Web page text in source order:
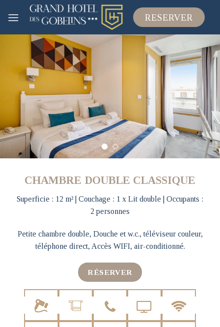
RESERVER
CHAMBRE DOUBLE CLASSIQUE
Superficie : 12 m² | Couchage : 1 x Lit double | Occupants :
2 personnes
Petite chambre double, Douche et w.c., téléviseur couleur,
téléphone direct, Accès WIFI, air-conditionné.
RÉSERVER